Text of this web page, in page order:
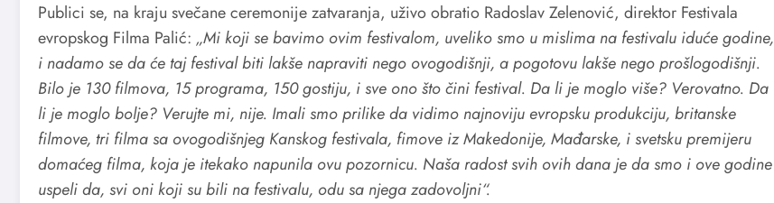
Publici se, na kraju svečane ceremonije zatvaranja, uživo obratio Radoslav Zelenović, direktor Festivala
evropskog Filma Palić: „Mi koji se bavimo ovim festivalom, uveliko smo u mislima na festivalu iduće godine,
i nadamo se da će taj festival biti lakše napraviti nego ovogodišnji, a pogotovu lakše nego prošlogodišnji.
Bilo je 130 filmova, 15 programa, 150 gostiju, i sve ono što čini festival. Da li je moglo više? Verovatno. Da
li je moglo bolje? Verujte mi, nije. Imali smo prilike da vidimo najnoviju evropsku produkciju, britanske
filmove, tri filma sa ovogodišnjeg Kanskog festivala, fimove iz Makedonije, Mađarske, i svetsku premijeru
domaćeg filma, koja je itekako napunila ovu pozornicu. Naša radost svih ovih dana je da smo i ove godine
uspeli da, svi oni koji su bili na festivalu, odu sa njega zadovoljni“.